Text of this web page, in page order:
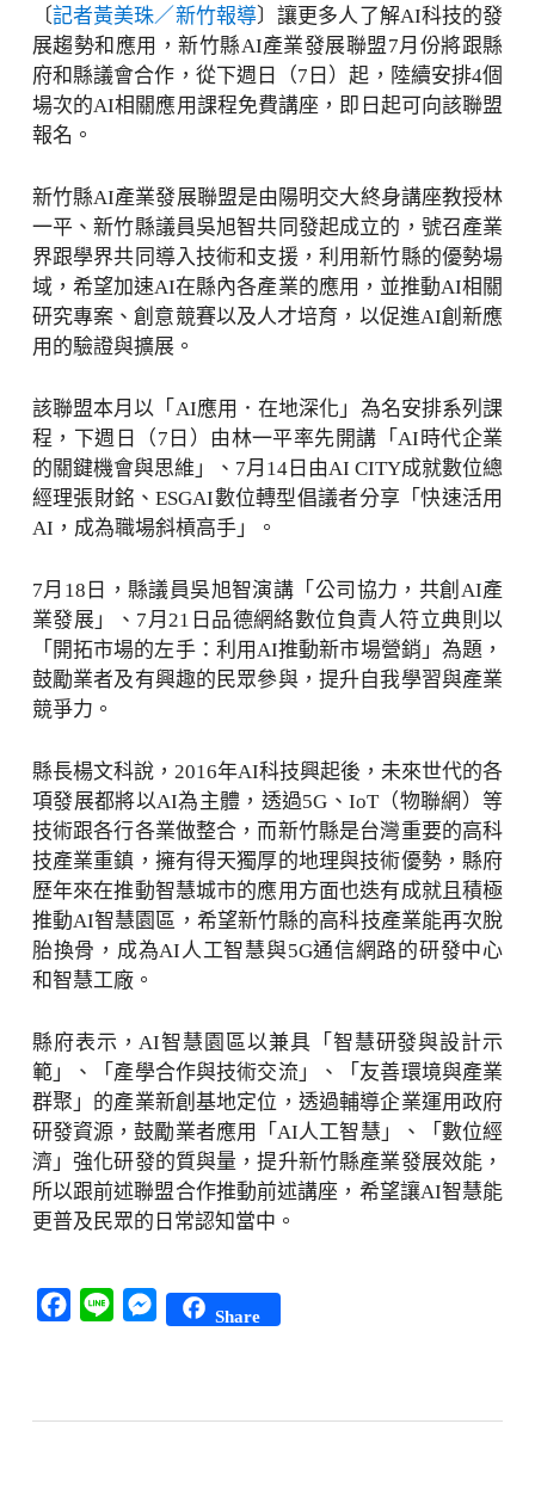
〔記者黃美珠／新竹報導〕讓更多人了解AI科技的發
展趨勢和應用，新竹縣AI產業發展聯盟7月份將跟縣
府和縣議會合作，從下週日（7日）起，陸續安排4個
場次的AI相關應用課程免費講座，即日起可向該聯盟
報名。
新竹縣AI產業發展聯盟是由陽明交大終身講座教授林
一平、新竹縣議員吳旭智共同發起成立的，號召產業
界跟學界共同導入技術和支援，利用新竹縣的優勢場
域，希望加速AI在縣內各產業的應用，並推動AI相關
研究專案、創意競賽以及人才培育，以促進AI創新應
用的驗證與擴展。
該聯盟本月以「AI應用．在地深化」為名安排系列課
程，下週日（7日）由林一平率先開講「AI時代企業
的關鍵機會與思維」、7月14日由AI CITY成就數位總
經理張財銘、ESGAI數位轉型倡議者分享「快速活用
AI，成為職場斜槓高手」。
7月18日，縣議員吳旭智演講「公司協力，共創AI產
業發展」、7月21日品德網絡數位負責人符立典則以
「開拓市場的左手：利用AI推動新市場營銷」為題，
鼓勵業者及有興趣的民眾參與，提升自我學習與產業
競爭力。
縣長楊文科說，2016年AI科技興起後，未來世代的各
項發展都將以AI為主體，透過5G、IoT（物聯網）等
技術跟各行各業做整合，而新竹縣是台灣重要的高科
技產業重鎮，擁有得天獨厚的地理與技術優勢，縣府
歷年來在推動智慧城市的應用方面也迭有成就且積極
推動AI智慧園區，希望新竹縣的高科技產業能再次脫
胎換骨，成為AI人工智慧與5G通信網路的研發中心
和智慧工廠。
縣府表示，AI智慧園區以兼具「智慧研發與設計示
範」、「產學合作與技術交流」、「友善環境與產業
群聚」的產業新創基地定位，透過輔導企業運用政府
研發資源，鼓勵業者應用「AI人工智慧」、「數位經
濟」強化研發的質與量，提升新竹縣產業發展效能，
所以跟前述聯盟合作推動前述講座，希望讓AI智慧能
更普及民眾的日常認知當中。
Facebook
Line Messenger
Share